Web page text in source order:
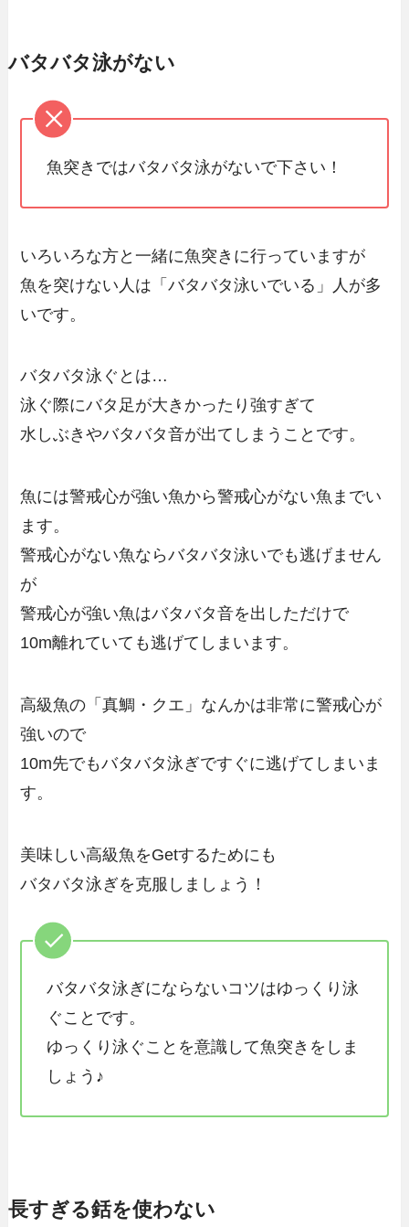
バタバタ泳がない
魚突きではバタバタ泳がないで下さい！
いろいろな方と一緒に魚突きに行っていますが
魚を突けない人は「バタバタ泳いでいる」人が多
いです。
バタバタ泳ぐとは…
泳ぐ際にバタ足が大きかったり強すぎて
水しぶきやバタバタ音が出てしまうことです。
魚には警戒心が強い魚から警戒心がない魚までい
ます。
警戒心がない魚ならバタバタ泳いでも逃げません
が
警戒心が強い魚はバタバタ音を出しただけで
10m離れていても逃げてしまいます。
高級魚の「真鯛・クエ」なんかは非常に警戒心が
強いので
10m先でもバタバタ泳ぎですぐに逃げてしまいま
す。
美味しい高級魚をGetするためにも
バタバタ泳ぎを克服しましょう！
バタバタ泳ぎにならないコツはゆっくり泳
ぐことです。
ゆっくり泳ぐことを意識して魚突きをしま
しょう♪
長すぎる銛を使わない